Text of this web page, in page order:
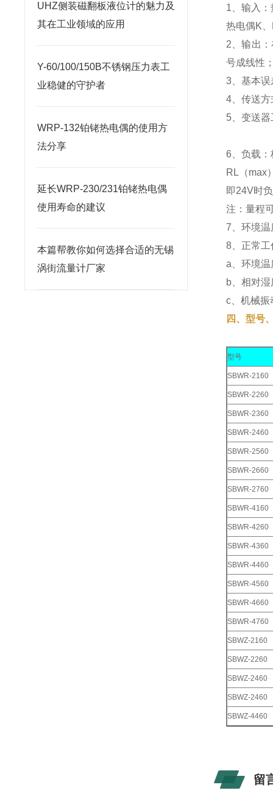
UHZ侧装磁翻板液位计的魅力及
其在工业领域的应用
Y-60/100/150B不锈钢压力表工
业稳健的守护者
WRP-132铂铑热电偶的使用方
法分享
延长WRP-230/231铂铑热电偶
使用寿命的建议
本篇帮教你如何选择合适的无锡
涡街流量计厂家
1、输入
热电偶K
2、输出
号成线性
3、基本误
4、传送
5、变送
6、负载
RL（max
即24V时
注：量程
7、环境
8、正常
a、环境
b、相对
c、机械振
四、型号
型号
SBWR-2160
SBWR-2260
SBWR-2360
SBWR-2460
SBWR-2560
SBWR-2660
SBWR-2760
SBWR-4160
SBWR-4260
SBWR-4360
SBWR-4460
SBWR-4560
SBWR-4660
SBWR-4760
SBWZ-2160
SBWZ-2260
SBWZ-2460
SBWZ-2460
SBWZ-4460
留